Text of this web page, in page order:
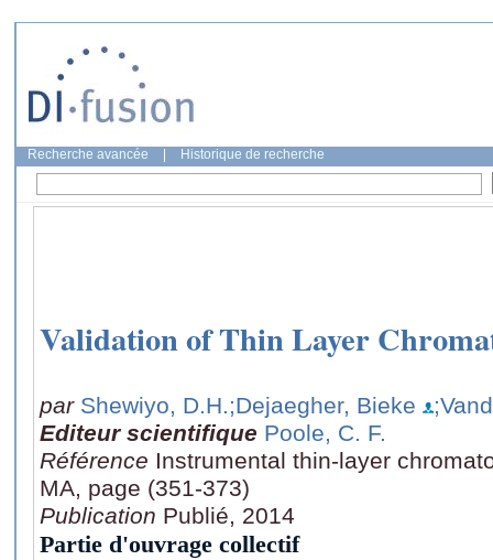
Recherche avancée Historique de recherche
Validation of Thin Layer
par Shewiyo, D.H.;Dejaegher, Bieke
Editeur scientifique Poole, C. F.
Référence Instrumental thin-layer
MA, page (351-373)
Publication Publié, 2014
Partie d'ouvrage collectif